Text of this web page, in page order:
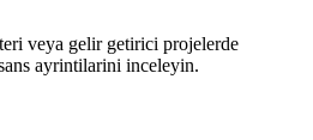
veya gelir getirici projelerde
ayrintilarini inceleyin.